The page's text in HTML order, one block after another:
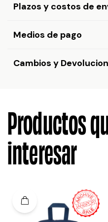
Plazos y costos de
Medios de pago
Cambios y
Productos
interesar